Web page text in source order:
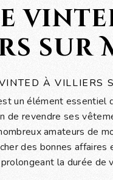
sur
À VILLIERS
un élément essentiel
de revendre ses
amateurs de
des bonnes
la durée de